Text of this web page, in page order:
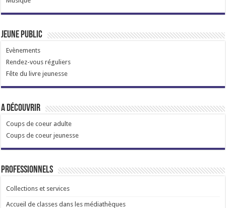
Jeune public
Evènements
Rendez-vous réguliers
Fête du livre jeunesse
A découvrir
Coups de coeur adulte
Coups de coeur jeunesse
Professionnels
Collections et services
Accueil de classes dans les médiathèques